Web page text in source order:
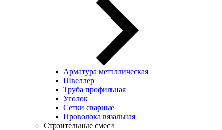
Арматура металлическая
Швеллер
Труба профильная
Уголок
Сетки сварные
Проволока вязальная
Строительные смеси